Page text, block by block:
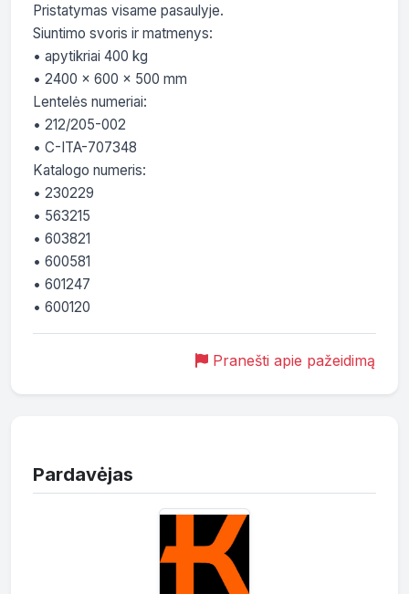
Pristatymas visame pasaulyje.
Siuntimo svoris ir matmenys:
• apytikriai 400 kg
• 2400 x 600 x 500 mm
Lentelės numeriai:
• 212/205-002
• C-ITA-707348
Katalogo numeris:
• 230229
• 563215
• 603821
• 600581
• 601247
• 600120
Pranešti apie pažeidimą
Pardavėjas